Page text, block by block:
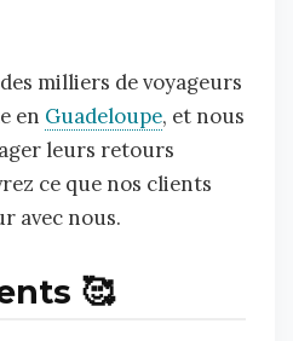
milliers de voyageurs
en Guadeloupe, et nous
leurs retours
ce que nos clients
avec nous.
🥰